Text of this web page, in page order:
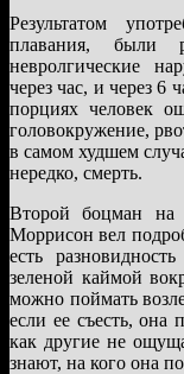
Результатом
плавания, были
невролгические
через час, и через 6
порциях человек
головокружение,
в самом худшем
нередко, смерть.
Второй боцман на
Моррисон вел
есть
зеленой каймой
можно поймать
если ее съесть, она
как другие не
знают, на кого она